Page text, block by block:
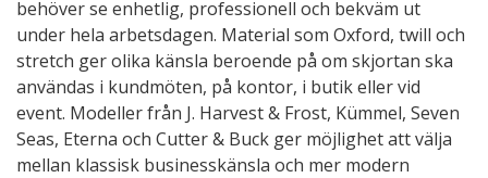
behöver se enhetlig, professionell och bekväm ut
under hela arbetsdagen. Material som Oxford, twill och
stretch ger olika känsla beroende på om skjortan ska
användas i kundmöten, på kontor, i butik eller vid
event. Modeller från J. Harvest & Frost, Kümmel, Seven
Seas, Eterna och Cutter & Buck ger möjlighet att välja
mellan klassisk businesskänsla och mer modern